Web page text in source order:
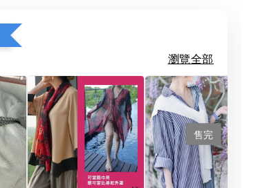
瀏覽全部
售完